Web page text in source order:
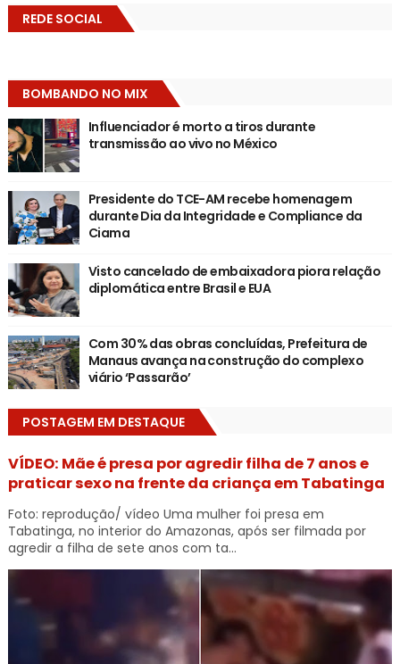
REDE SOCIAL
BOMBANDO NO MIX
Influenciador é morto a tiros durante
transmissão ao vivo no México
Presidente do TCE-AM recebe homenagem
durante Dia da Integridade e Compliance da
Ciama
Visto cancelado de embaixadora piora relação
diplomática entre Brasil e EUA
Com 30% das obras concluídas, Prefeitura de
Manaus avança na construção do complexo
viário ‘Passarão’
POSTAGEM EM DESTAQUE
VÍDEO: Mãe é presa por agredir filha de 7 anos e
praticar sexo na frente da criança em Tabatinga
Foto: reprodução/ vídeo Uma mulher foi presa em
Tabatinga, no interior do Amazonas, após ser filmada por
agredir a filha de sete anos com ta...